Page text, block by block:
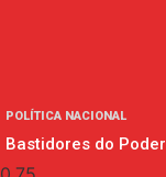
POLÍTICA NACIONAL
Bastidores do Poder